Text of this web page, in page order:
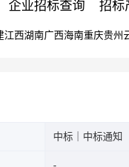
企业招标查询 招标
江西湖南广西海南重庆贵州
中标｜中标通知